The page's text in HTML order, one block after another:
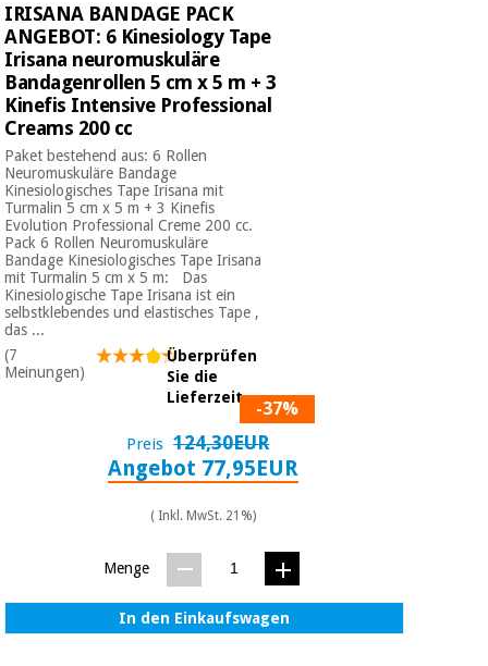
IRISANA BANDAGE PACK
ANGEBOT: 6 Kinesiology Tape
Irisana neuromuskuläre
Bandagenrollen 5 cm x 5 m + 3
Kinefis Intensive Professional
Creams 200 cc
Paket bestehend aus: 6 Rollen
Neuromuskuläre Bandage
Kinesiologisches Tape Irisana mit
Turmalin 5 cm x 5 m + 3 Kinefis
Evolution Professional Creme 200 cc.
Pack 6 Rollen Neuromuskuläre
Bandage Kinesiologisches Tape Irisana
mit Turmalin 5 cm x 5 m: Das
Kinesiologische Tape Irisana ist ein
selbstklebendes und elastisches Tape ,
das ...
(7
Meinungen)
Überprüfen
Sie die
Lieferzeit
-37%
Preis 124,30EUR
Angebot 77,95EUR
( Inkl. MwSt. 21%)
Menge
In den Einkaufswagen